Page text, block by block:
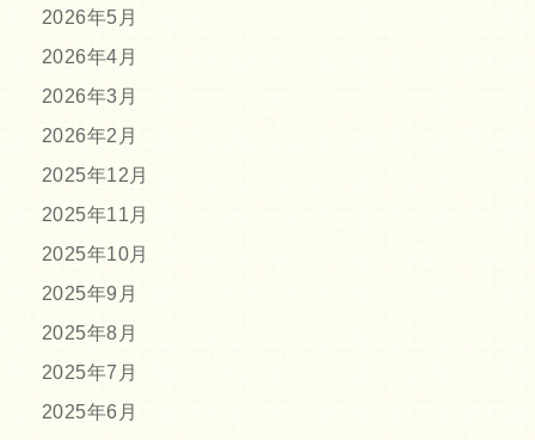
2026年5月
2026年4月
2026年3月
2026年2月
2025年12月
2025年11月
2025年10月
2025年9月
2025年8月
2025年7月
2025年6月